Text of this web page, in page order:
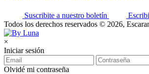
Suscribite a nuestro boletín
Todos los derechos reservados © 2026,
×
Iniciar sesión
Olvidé mi contraseña